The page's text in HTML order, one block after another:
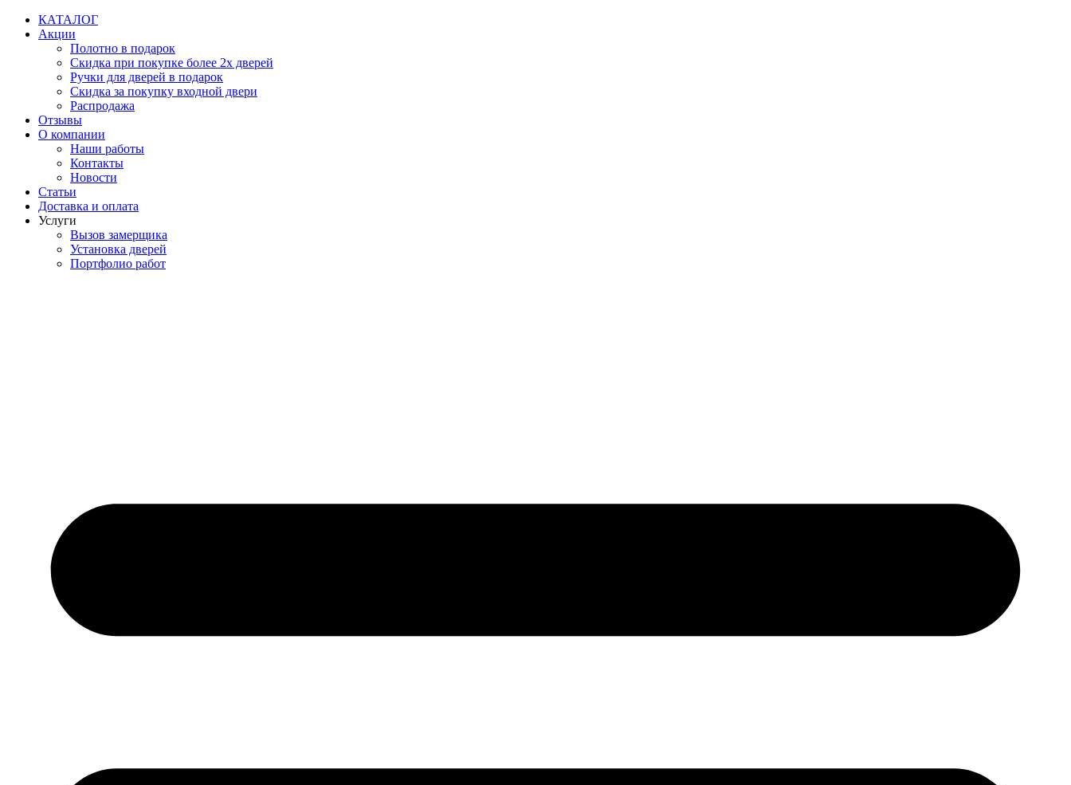
Перейти
содержимому
КАТАЛОГ
Акции
Полотно в подарок
Скидка при покупке более 2х дверей
Ручки для дверей в подарок
Скидка за покупку входной двери
Распродажа
Отзывы
О компании
Наши работы
Контакты
Новости
Статьи
Доставка и оплата
Услуги
Вызов замерщика
Установка дверей
Портфолио работ